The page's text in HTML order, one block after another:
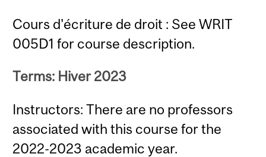
Cours d'écriture de droit : See WRIT
005D1 for course description.
Terms: Hiver 2023
Instructors: There are no professors
associated with this course for the
2022-2023 academic year.